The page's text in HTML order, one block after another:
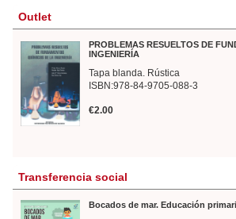
Outlet
PROBLEMAS RESUELTOS DE
INGENIERÍA
Tapa blanda. Rústica
ISBN:978-84-9705-088-3
€2.00
Transferencia social
Bocados de mar. Educación